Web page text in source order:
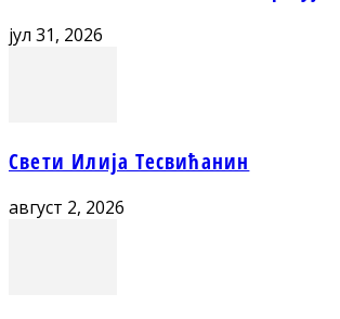
јул 31, 2026
Свети Илија Тесвићанин
август 2, 2026